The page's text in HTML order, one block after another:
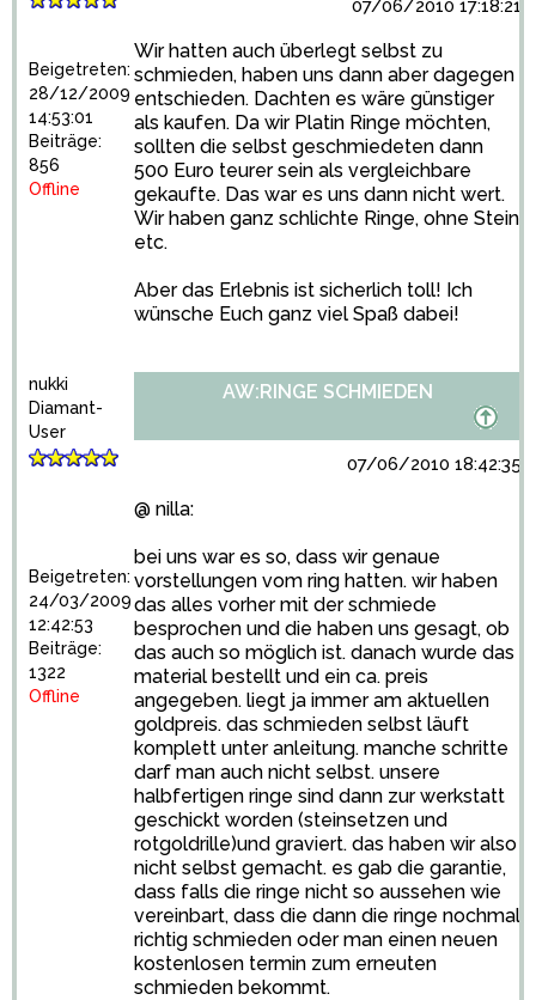
Beigetreten:
28/12/2009
14:53:01
Beiträge:
856
Offline
07/06/2010 17:18:21
Wir hatten auch überlegt selbst zu
schmieden, haben uns dann aber dagegen
entschieden. Dachten es wäre günstiger
als kaufen. Da wir Platin Ringe möchten,
sollten die selbst geschmiedeten dann
500 Euro teurer sein als vergleichbare
gekaufte. Das war es uns dann nicht wert.
Wir haben ganz schlichte Ringe, ohne Stein
etc.
Aber das Erlebnis ist sicherlich toll! Ich
wünsche Euch ganz viel Spaß dabei!
nukki
Diamant-
User
Beigetreten:
24/03/2009
12:42:53
Beiträge:
1322
Offline
AW:RINGE SCHMIEDEN
07/06/2010 18:42:35
@ nilla:
bei uns war es so, dass wir genaue
vorstellungen vom ring hatten. wir haben
das alles vorher mit der schmiede
besprochen und die haben uns gesagt, ob
das auch so möglich ist. danach wurde das
material bestellt und ein ca. preis
angegeben. liegt ja immer am aktuellen
goldpreis. das schmieden selbst läuft
komplett unter anleitung. manche schritte
darf man auch nicht selbst. unsere
halbfertigen ringe sind dann zur werkstatt
geschickt worden (steinsetzen und
rotgoldrille)und graviert. das haben wir also
nicht selbst gemacht. es gab die garantie,
dass falls die ringe nicht so aussehen wie
vereinbart, dass die dann die ringe nochmal
richtig schmieden oder man einen neuen
kostenlosen termin zum erneuten
schmieden bekommt.